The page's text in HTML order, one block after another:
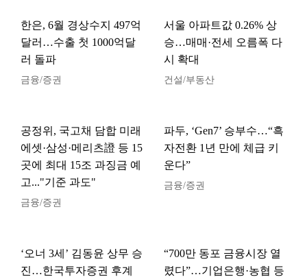
한은, 6월 경상수지 497억
달러…수출 첫 1000억달
러 돌파
금융/증권
서울 아파트값 0.26% 상
승…매매·전세 오름폭 다
시 확대
건설/부동산
공정위, 국고채 담합 미래
에셋·삼성·메리츠證 등 15
곳에 최대 15조 과징금 예
고..."기준 과도"
금융/증권
파두, ‘Gen7’ 승부수…“흑
자전환 1년 만에 체급 키
운다”
금융/증권
‘오너 3세’ 김동윤 상무 승
진…한국투자증권 후계
“700만 동포 금융시장 열
렸다”…기업은행·농협 등